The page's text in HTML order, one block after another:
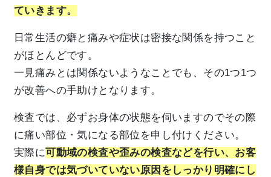
ていきます。
日常生活の癖と痛みや症状は密接な関係を持つこと
がほとんどです。
一見痛みとは関係ないようなことでも、その1つ1つ
が改善への手助けとなります。
検査では、必ずお身体の状態を伺いますのでその際
に痛い部位・気になる部位を申し付けください。
実際に可動域の検査や歪みの検査などを行い、お客
様自身では気づいていない原因をしっかり明確にし